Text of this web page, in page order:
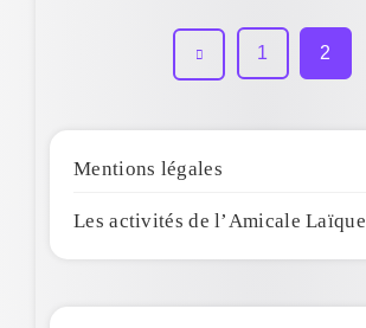
1 2
Mentions légales
Les activités de l’Amicale Laïque